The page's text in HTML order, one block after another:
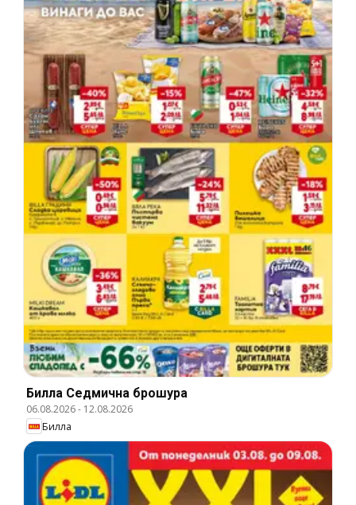
Билла Cедмична брошура
06.08.2026- 12.08.2026
Билла